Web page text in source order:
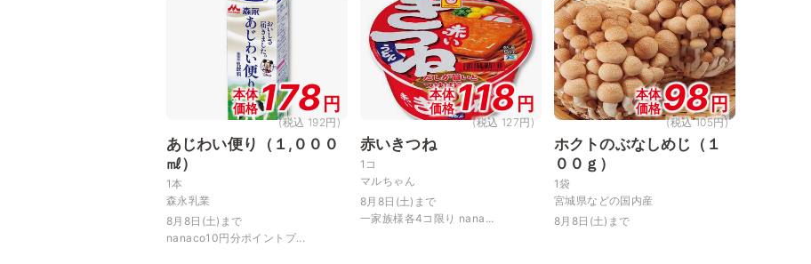
本体
価格178 円
(税込 192円)
あじわい便り（１,０００
㎖）
1本
森永乳業
8月8日(土)まで
nanaco10円分ポイントプ...
本体
価格118 円
(税込 127円)
赤いきつね
1コ
マルちゃん
8月8日(土)まで
一家族様各4コ限り nana...
本体
価格98 円
(税込 105円)
ホクトのぶなしめじ（１
００ｇ）
1袋
宮城県などの国内産
8月8日(土)まで